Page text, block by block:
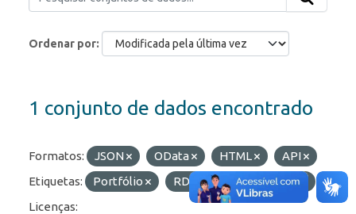
Ordenar por
1 conjunto de dados encontrado
Formatos: JSON OData HTML
API
Etiquetas:
Portfólio RDE IED
ROF
Licenças: